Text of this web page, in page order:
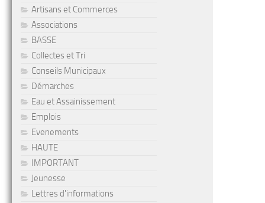
Artisans et Commerces
Associations
BASSE
Collectes et Tri
Conseils Municipaux
Démarches
Eau et Assainissement
Emplois
Evenements
HAUTE
IMPORTANT
Jeunesse
Lettres d'informations